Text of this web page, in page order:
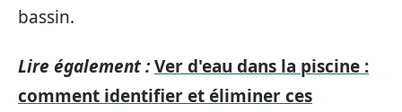
bassin.
Lire également :Ver d'eau dans la piscine :
comment identifier et éliminer ces